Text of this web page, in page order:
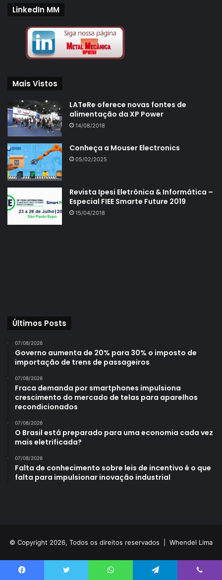
LinkedIn MM
Mais Vistos
LATeRe oferece novas fontes de
alimentação da XP Power
14/08/2018
Conheça a Mouser Electronics
05/02/2025
Revista Ipesi Eletrônica & Informática –
Especial FIEE Smarte Future 2019
15/04/2018
Últimos Posts
07/08/2026
Governo aumenta de 20% para 30% o imposto de
importação de trens de passageiros
07/08/2026
Fraca demanda por smartphones impulsiona
crescimento do mercado de telas para aparelhos
recondicionados
07/08/2026
O Brasil está preparado para uma economia cada vez
mais eletrificada?
07/08/2026
Falta de conhecimento sobre leis de incentivo é o que
falta para impulsionar inovação industrial
© Copyright 2026, Todos os direitos reservados | Whendel Lima